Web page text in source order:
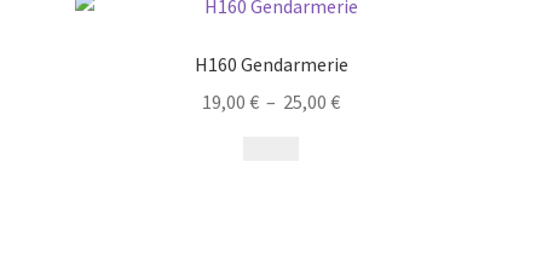
H160 Gendarmerie
19,00 € – 25,00 €